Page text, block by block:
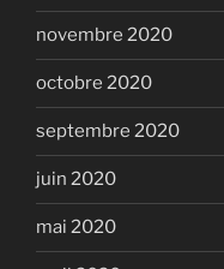
novembre 2020
octobre 2020
septembre 2020
juin 2020
mai 2020